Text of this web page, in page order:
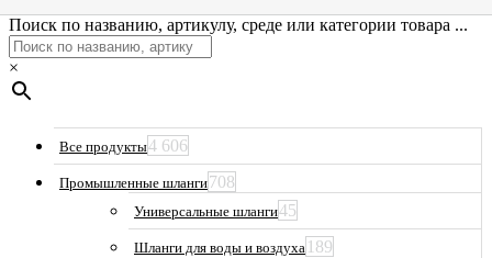
Поиск по названию, артикулу, среде или категории товара ...
×
Все продукты4 606
Промышленные шланги708
Универсальные шланги45
Шланги для воды и воздуха 189